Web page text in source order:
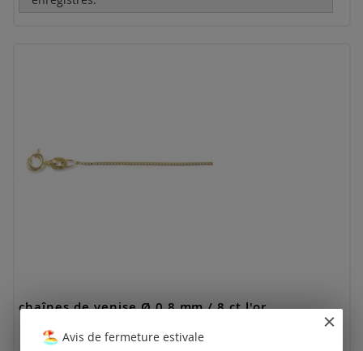
chaînes de venise Ø 0.8 mm / 8 ct l'or
Avis de fermeture estivale